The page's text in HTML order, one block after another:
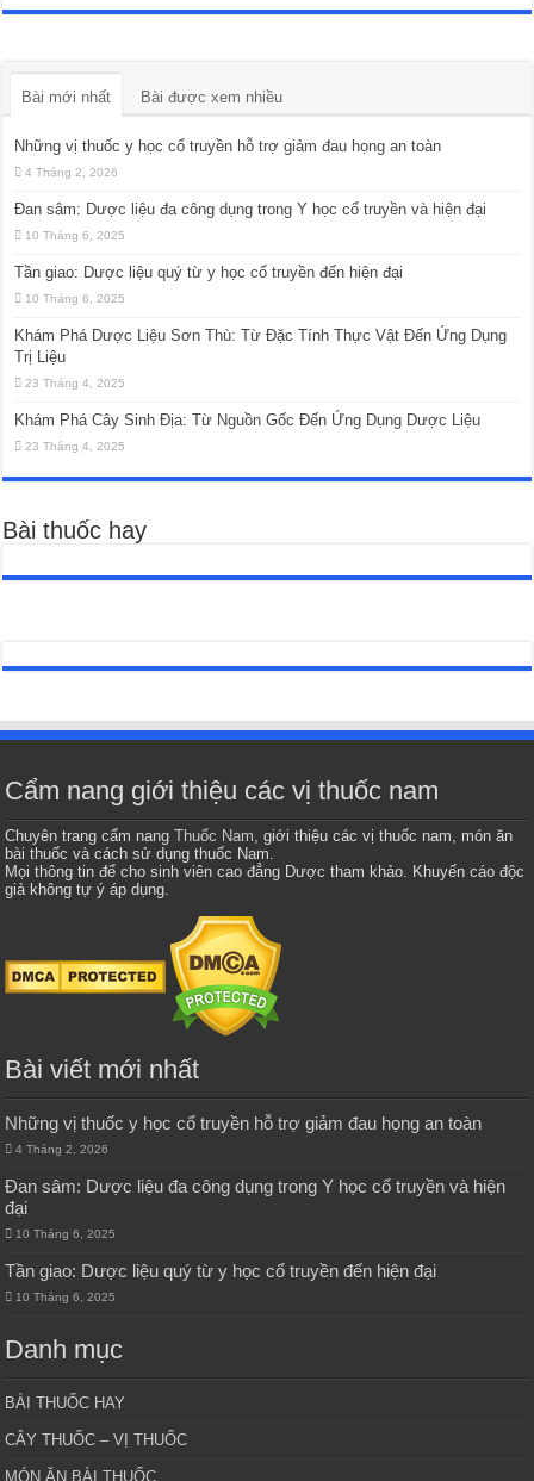
Bài mới nhất Bài được xem nhiều
Những vị thuốc y học cổ truyền hỗ trợ giảm đau họng an toàn
4 Tháng 2, 2026
Đan sâm: Dược liệu đa công dụng trong Y học cổ truyền và hiện đại
10 Tháng 6, 2025
Tần giao: Dược liệu quý từ y học cổ truyền đến hiện đại
10 Tháng 6, 2025
Khám Phá Dược Liệu Sơn Thù: Từ Đặc Tính Thực Vật Đến Ứng Dụng
Trị Liệu
23 Tháng 4, 2025
Khám Phá Cây Sinh Địa: Từ Nguồn Gốc Đến Ứng Dụng Dược Liệu
23 Tháng 4, 2025
Bài thuốc hay
Cẩm nang giới thiệu các vị thuốc nam
Chuyên trang cẩm nangThuốc Nam, giới thiệu các vị thuốc nam, món ăn
bài thuốc và cách sử dụng thuốc Nam.
Mọi thông tin để cho sinh viên cao đẳng Dược tham khảo. Khuyến cáo độc
giả không tự ý áp dụng.
Bài viết mới nhất
Những vị thuốc y học cổ truyền hỗ trợ giảm đau họng an toàn
4 Tháng 2, 2026
Đan sâm: Dược liệu đa công dụng trong Y học cổ truyền và hiện
đại
10 Tháng 6, 2025
Tần giao: Dược liệu quý từ y học cổ truyền đến hiện đại
10 Tháng 6, 2025
Danh mục
BÀI THUỐC HAY
CÂY THUỐC – VỊ THUỐC
MÓN ĂN BÀI THUỐC